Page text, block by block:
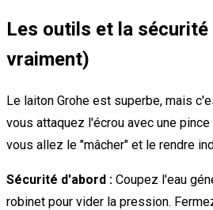
Les outils et la sécurité
vraiment)
Le laiton Grohe est superbe, mais
vous attaquez l'écrou avec une
vous allez le "mâcher" et le rendre
Sécurité d'abord : Coupez l'eau
robinet pour vider la pression.